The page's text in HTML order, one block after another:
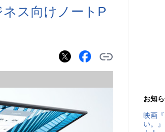
ス向けノートP
お知
映画
い。